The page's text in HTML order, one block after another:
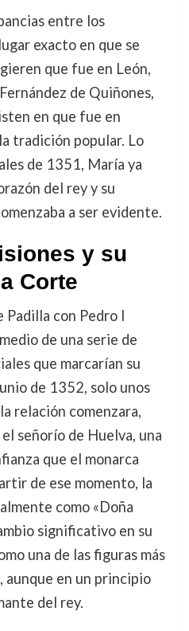
entre los
exacto en que se
que fue en León,
de Quiñones,
en que fue en
tradición popular. Lo
de 1351, María ya
del rey y su
a ser evidente.
y su
Corte
Padilla con Pedro I
de una serie de
que marcarían su
de 1352, solo unos
relación comenzara,
señorío de Huelva, una
que el monarca
de ese momento, la
como «Doña
significativo en su
una de las figuras más
en un principio
del rey.